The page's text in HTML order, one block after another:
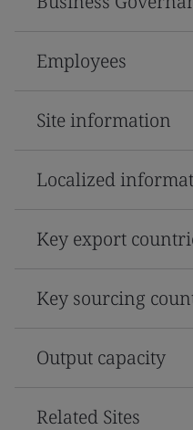
Employees
Site information
Localized
Key export
Key sourcing
Output capacity
Related Sites